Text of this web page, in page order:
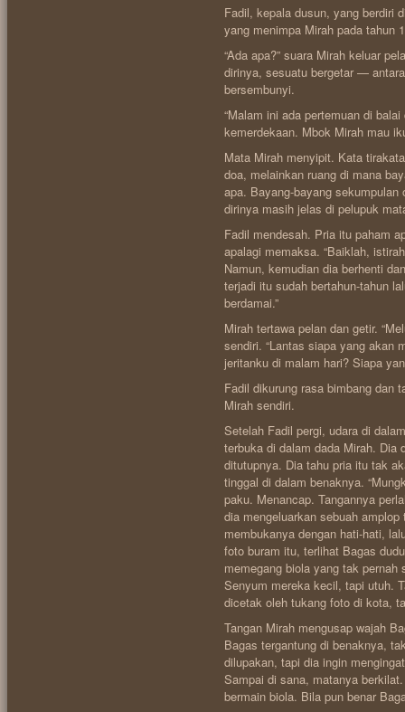
Fadil, kepala dusun, yang berdiri
yang menimpa Mirah pada tahun
“Ada apa?” suara Mirah keluar
dirinya, sesuatu bergetar —
bersembunyi.
“Malam ini ada pertemuan di
kemerdekaan. Mbok Mirah mau
Mata Mirah menyipit. Kata
doa, melainkan ruang di mana
apa. Bayang-bayang
dirinya masih jelas di pelupuk
Fadil mendesah. Pria itu paham
apalagi memaksa. “Baiklah,
Namun, kemudian dia berhenti
terjadi itu sudah bertahun-tahun
berdamai.”
Mirah tertawa pelan dan getir.
sendiri. “Lantas siapa yang akan
jeritanku di malam hari? Siapa
Fadil dikurung rasa bimbang dan
Mirah sendiri.
Setelah Fadil pergi, udara di
terbuka di dalam dada Mirah. Dia
ditutupnya. Dia tahu pria itu tak
tinggal di dalam benaknya.
paku. Menancap. Tangannya
dia mengeluarkan sebuah
membukanya dengan hati-hati,
foto buram itu, terlihat Bagas
memegang biola yang tak
Senyum mereka kecil, tapi utuh.
dicetak oleh tukang foto di kota,
Tangan Mirah mengusap wajah
Bagas tergantung di benaknya,
dilupakan, tapi dia ingin
Sampai di sana, matanya
bermain biola. Bila pun benar